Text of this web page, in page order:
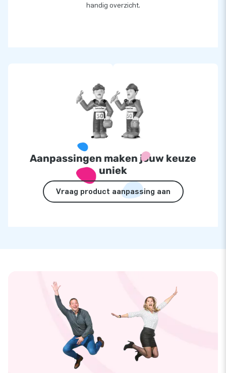
handig overzicht.
Aanpassingen maken jouw keuze
uniek
Vraag product aanpassing aan